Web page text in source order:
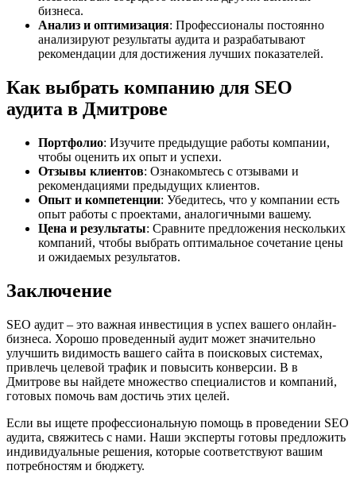
бизнеса.
Анализ и оптимизация: Профессионалы постоянно
анализируют результаты аудита и разрабатывают
рекомендации для достижения лучших показателей.
Как выбрать компанию для SEO
аудита в Дмитрове
Портфолио: Изучите предыдущие работы компании,
чтобы оценить их опыт и успехи.
Отзывы клиентов: Ознакомьтесь с отзывами и
рекомендациями предыдущих клиентов.
Опыт и компетенции: Убедитесь, что у компании есть
опыт работы с проектами, аналогичными вашему.
Цена и результаты: Сравните предложения нескольких
компаний, чтобы выбрать оптимальное сочетание цены
и ожидаемых результатов.
Заключение
SEO аудит – это важная инвестиция в успех вашего онлайн-
бизнеса. Хорошо проведенный аудит может значительно
улучшить видимость вашего сайта в поисковых системах,
привлечь целевой трафик и повысить конверсии. В в
Дмитрове вы найдете множество специалистов и компаний,
готовых помочь вам достичь этих целей.
Если вы ищете профессиональную помощь в проведении SEO
аудита, свяжитесь с нами. Наши эксперты готовы предложить
индивидуальные решения, которые соответствуют вашим
потребностям и бюджету.